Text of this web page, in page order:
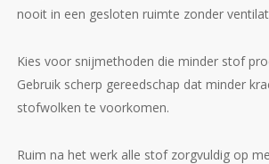
nooit in een gesloten ruimte zonder
Kies voor snijmethoden die minder stof
Gebruik scherp gereedschap dat minder
stofwolken te voorkomen.
Ruim na het werk alle stof zorgvuldig op